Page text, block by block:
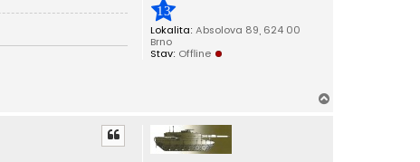
13
Lokalita: Absolova 89, 624 00
Brno
Stav: Offline